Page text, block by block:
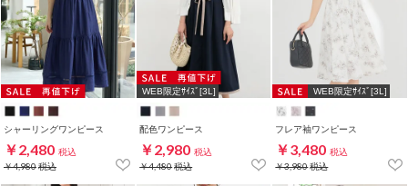
シャーリングワンピース
￥2,480 税込
￥4,980税込
WEB限定ｻｲｽﾞ[3L]
配色ワンピース
￥2,980 税込
￥4,480税込
WEB限定ｻｲｽﾞ[3L]
フレア袖ワンピース
￥3,480 税込
￥3,980税込